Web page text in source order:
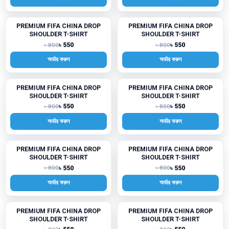
-31%
PREMIUM FIFA CHINA DROP
SHOULDER T-SHIRT
৳ 800৳ 550
অর্ডার করুন
-31%
PREMIUM FIFA CHINA DROP
SHOULDER T-SHIRT
৳ 800৳ 550
অর্ডার করুন
-31%
PREMIUM FIFA CHINA DROP
SHOULDER T-SHIRT
৳ 800৳ 550
অর্ডার করুন
-31%
PREMIUM FIFA CHINA DROP
SHOULDER T-SHIRT
৳ 800৳ 550
অর্ডার করুন
-31%
PREMIUM FIFA CHINA DROP
SHOULDER T-SHIRT
৳ 800৳ 550
অর্ডার করুন
-31%
PREMIUM FIFA CHINA DROP
SHOULDER T-SHIRT
৳ 800৳ 550
অর্ডার করুন
-31%
PREMIUM FIFA CHINA DROP
SHOULDER T-SHIRT
-31%
PREMIUM FIFA CHINA DROP
SHOULDER T-SHIRT